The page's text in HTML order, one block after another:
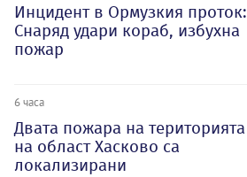
Инцидент в Ормузкия проток:
Снаряд удари кораб, избухна
пожар
6 часа
Двата пожара на територията
на област Хасково са
локализирани